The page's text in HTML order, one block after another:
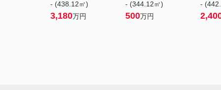
- (438.12㎡)
3,180万円
- (344.12㎡)
500万円
-